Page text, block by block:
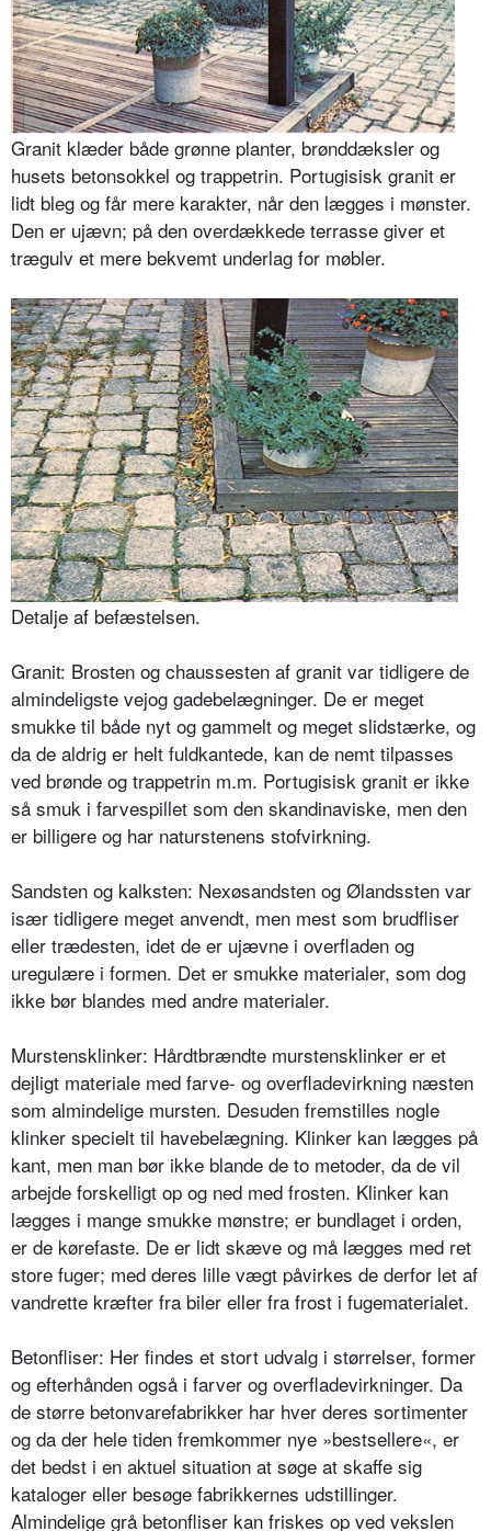
Granit klæder både grønne planter, brønddæksler og
husets betonsokkel og trappetrin. Portugisisk granit er
lidt bleg og får mere karakter, når den lægges i mønster.
Den er ujævn; på den overdækkede terrasse giver et
trægulv et mere bekvemt underlag for møbler.
Detalje af befæstelsen.
Granit: Brosten og chaussesten af gra­nit var tidligere de
almindeligste vej­og gadebelægninger. De er meget
smukke til både nyt og gammelt og meget slidstærke, og
da de aldrig er helt fuldkantede, kan de nemt tilpasses
ved brønde og trappetrin m.m. Portu­gisisk granit er ikke
så smuk i farvespil­let som den skandinaviske, men den
er billigere og har naturstenens stofvirk­ning.
Sandsten og kalksten: Nexøsandsten og Ølandssten var
især tidligere meget anvendt, men mest som brudfliser
eller trædesten, idet de er ujævne i overfla­den og
uregulære i formen. Det er smukke materialer, som dog
ikke bør blandes med andre materialer.
Murstensklinker: Hårdtbrændte mur­stensklinker er et
dejligt materiale med farve- og overfladevirkning næsten
som almindelige mursten. Desuden fremstilles nogle
klinker specielt til havebelægning. Klinker kan lægges på
kant, men man bør ikke blande de to metoder, da de vil
arbejde forskelligt op og ned med frosten. Klinker kan
lægges i mange smukke mønstre; er bundlaget i orden,
er de kørefaste. De er lidt skæve og må lægges med ret
store fuger; med deres lille vægt påvir­kes de derfor let af
vandrette kræfter fra biler eller fra frost i fugematerialet.
Betonfliser: Her findes et stort udvalg i størrelser, former
og efterhånden også i farver og overfladevirkninger. Da
de større betonvarefabrikker har hver deres sortimenter
og da der hele tiden fremkommer nye »bestsellere«, er
det bedst i en aktuel situation at søge at skaffe sig
kataloger eller besøge fabrik­kernes udstillinger.
Almindelige grå betonfliser kan friskes op ved vekslen